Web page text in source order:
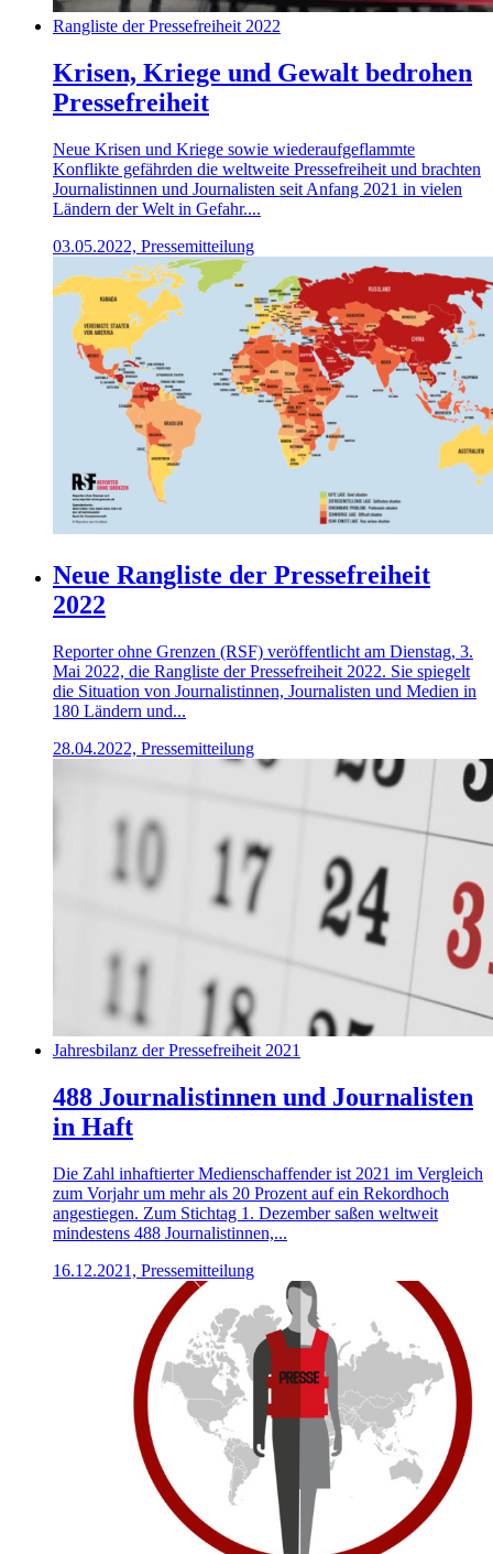
Rangliste der Pressefreiheit 2022
Krisen, Kriege und Gewalt bedrohen
Pressefreiheit
Neue Krisen und Kriege sowie wiederaufgeflammte
Konflikte gefährden die weltweite Pressefreiheit und brachten
Journalistinnen und Journalisten seit Anfang 2021 in vielen
Ländern der Welt in Gefahr....
03.05.2022, Pressemitteilung
Neue Rangliste der Pressefreiheit
2022
Reporter ohne Grenzen (RSF) veröffentlicht am Dienstag, 3.
Mai 2022, die Rangliste der Pressefreiheit 2022. Sie spiegelt
die Situation von Journalistinnen, Journalisten und Medien in
180 Ländern und...
28.04.2022, Pressemitteilung
Jahresbilanz der Pressefreiheit 2021
488 Journalistinnen und Journalisten
in Haft
Die Zahl inhaftierter Medienschaffender ist 2021 im Vergleich
zum Vorjahr um mehr als 20 Prozent auf ein Rekordhoch
angestiegen. Zum Stichtag 1. Dezember saßen weltweit
mindestens 488 Journalistinnen,...
16.12.2021, Pressemitteilung